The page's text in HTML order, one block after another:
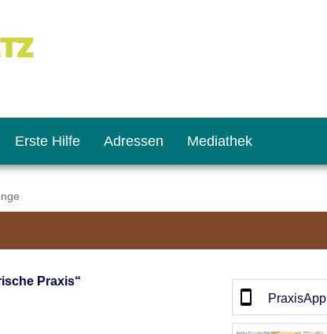
Erste Hilfe Adressen Mediathek
Praxis“
PraxisApp